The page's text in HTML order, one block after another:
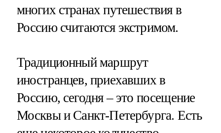
многих странах путешествия в
Россию считаются экстримом.
Традиционный маршрут
иностранцев, приехавших в
Россию, сегодня – это посещение
Москвы и Санкт-Петербурга. Есть